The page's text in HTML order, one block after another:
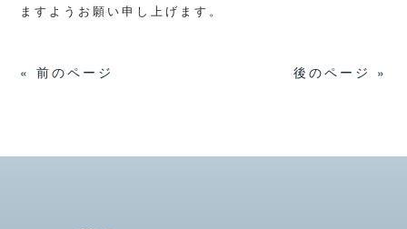
ますようお願い申し上げます。
« 前のページ 後のページ »